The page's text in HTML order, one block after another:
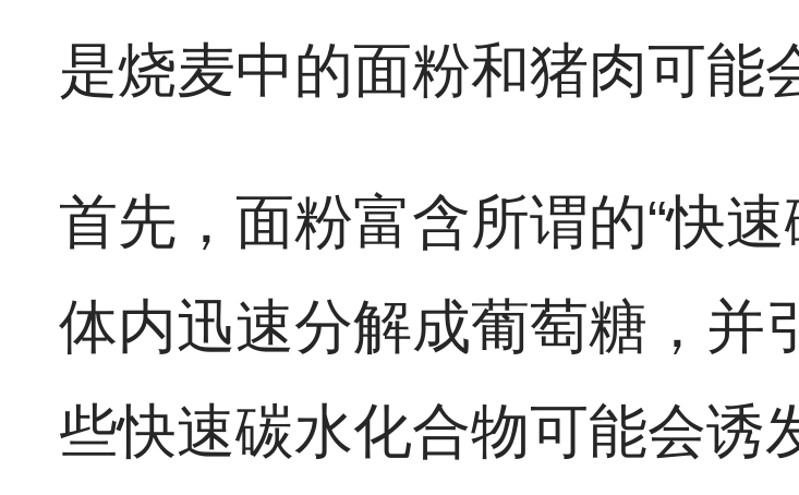
是烧麦中的面粉和猪肉可能
首先，面粉富含所谓的“快
体内迅速分解成葡萄糖，并
些快速碳水化合物可能会诱